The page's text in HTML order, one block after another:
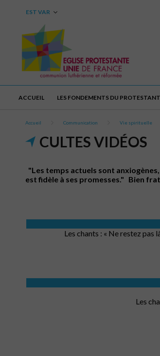
EST VAR
ACCUEIL LES FONDEMENTS DU
Accueil Communication Vie spirituelle
CULTES VIDÉOS
"Les temps actuels sont
est fidèle à ses promesses." Bien
Les chants : « Ne restez
Les